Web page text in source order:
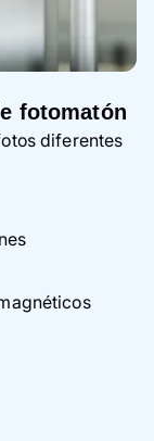
fotomatón
diferentes